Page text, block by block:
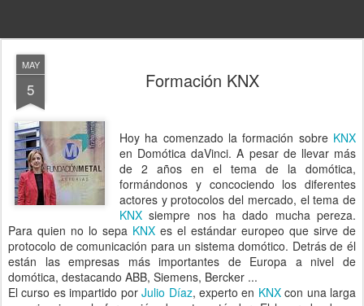
MAY
5 Formación KNX
Hoy ha comenzado la formación sobre KNX
en Domótica daVinci. A pesar de llevar más
de 2 años en el tema de la domótica,
formándonos y concociendo los diferentes
actores y protocolos del mercado, el tema de
KNX siempre nos ha dado mucha pereza.
Para quien no lo sepa KNX es el estándar europeo que sirve de
protocolo de comunicación para un sistema domótico. Detrás de él
están las empresas más importantes de Europa a nivel de
domótica, destacando ABB, Siemens, Bercker ...
El curso es impartido porJulio Díaz, experto en KNXcon una larga